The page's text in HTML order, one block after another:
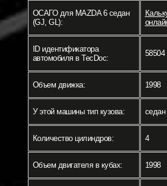
ОСАГО для MAZDA 6 седан
(GJ, GL):
ID идентификатора
автомобиля в TecDoc:
58504
Объем движка: 1998
У этой машины тип кузова: седан
Количество цилиндров: 4
Объем двигателя в кубах: 1998